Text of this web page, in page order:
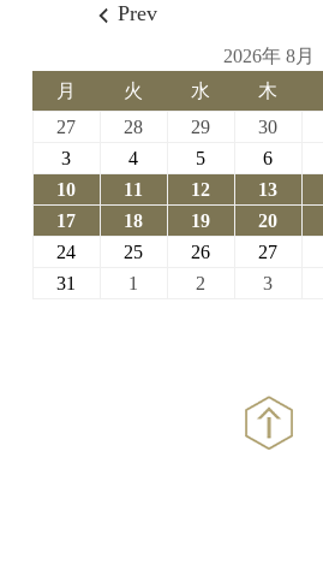
Prev
2026年 8月
月
曜
火
曜
水
曜
木木
曜
272026-
27
282026-
292026-
302026-
32026-
08-
03
42026-
08-
04
52026-
08-
05
62026-
08-
06
102026-
08-
11
08-
11
12
08-
12
132026-
08-
13
172026-
08-
182026-
08-
192026-
08-
202026-
08-
242026-
252026-
262026-
272026-
31 1 2 32026-